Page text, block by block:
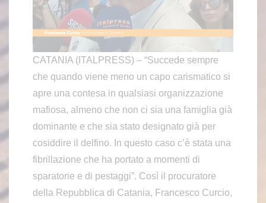
CATANIA (ITALPRESS) – “Succede sempre
che quando viene meno un capo carismatico si
apre una contesa in qualsiasi organizzazione
mafiosa, almeno che non ci sia una famiglia già
dominante e che sia stato designato già per
cosiddire il delfino. In questo caso c’è stata una
fibrillazione che ha portato a momenti di
sparatorie e di pestaggi”. Così il procuratore
della Repubblica di Catania, Francesco Curcio,